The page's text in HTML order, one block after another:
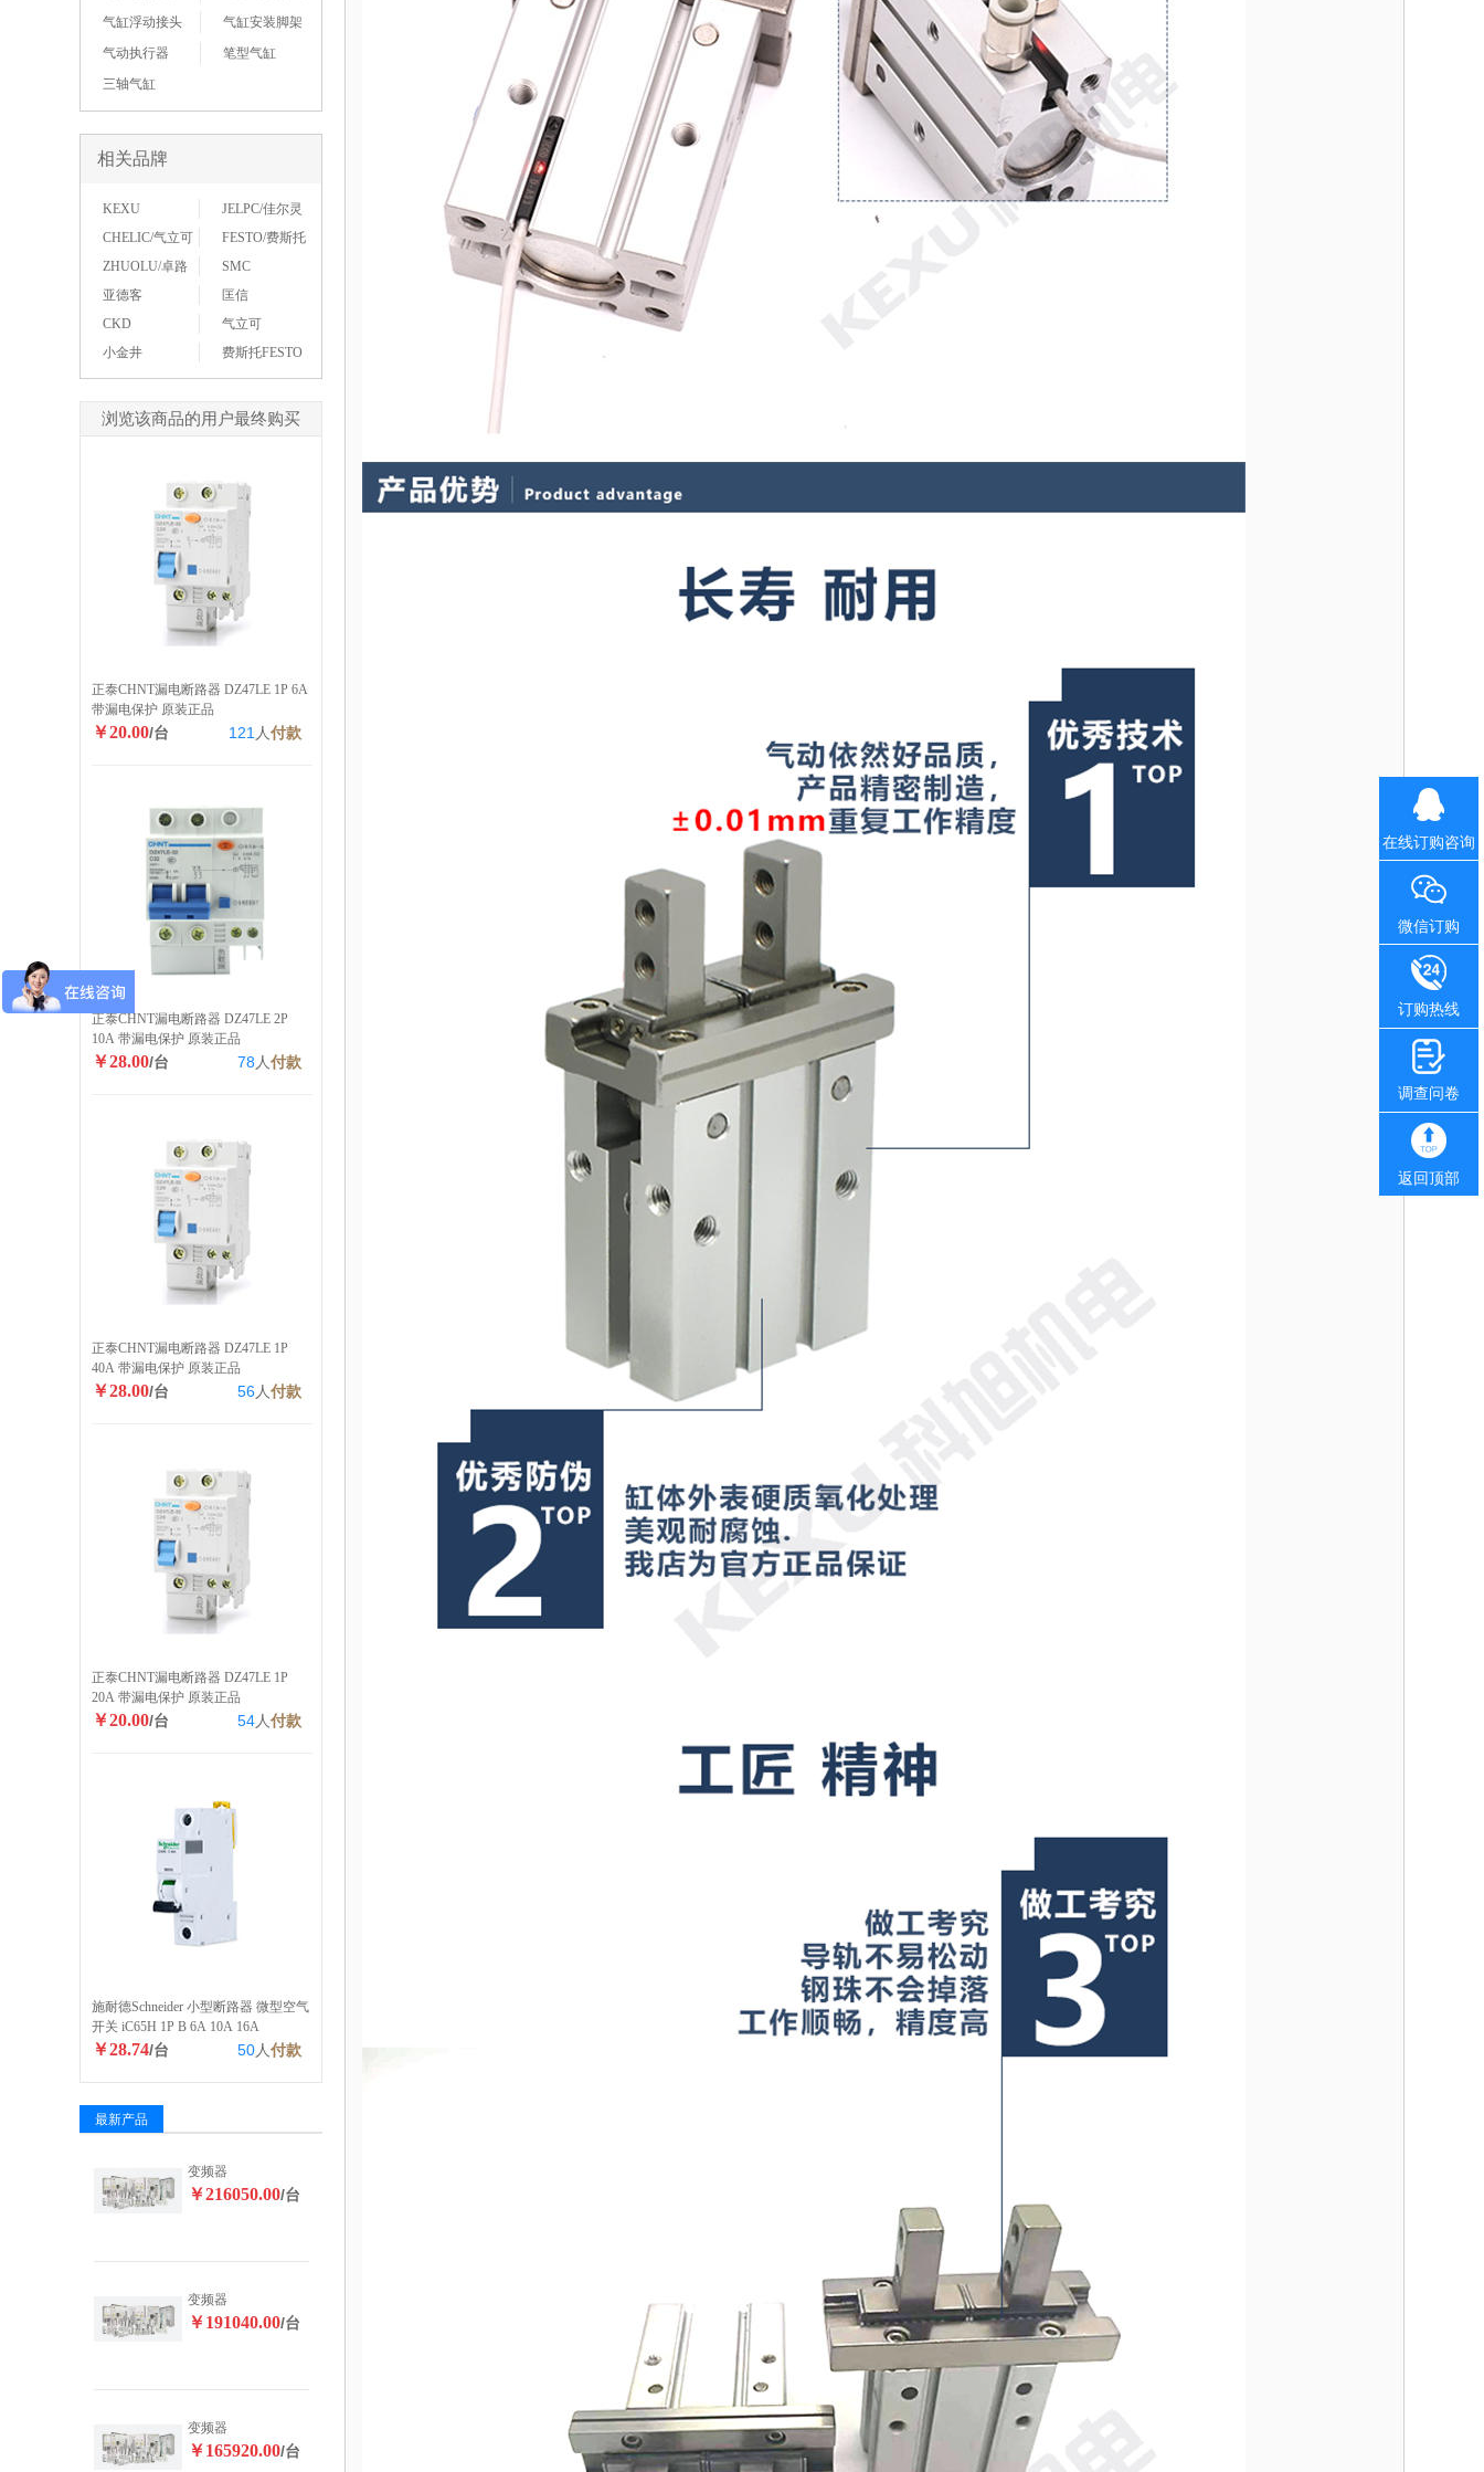
气缸浮动接头
气缸安装脚架
气动执行器
笔型气缸
三轴气缸
相关品牌
KEXU
JELPC/佳尔灵
CHELIC/气立可
FESTO/费斯托
ZHUOLU/卓路
SMC
亚德客
匡信
CKD
气立可
小金井
费斯托FESTO
浏览该商品的用户最终购买
正泰CHNT漏电断路器 DZ47LE 1P 6A
带漏电保护 原装正品
￥20.00/台 121 人付款
正泰CHNT漏电断路器 DZ47LE 2P
10A 带漏电保护 原装正品
￥28.00/台 78 人付款
正泰CHNT漏电断路器 DZ47LE 1P
40A 带漏电保护 原装正品
￥28.00/台 56人付款
正泰CHNT漏电断路器 DZ47LE 1P
20A 带漏电保护 原装正品
￥20.00/台 54人付款
施耐德Schneider 小型断路器 微型空气
开关 iC65H 1P B 6A 10A 16A
￥28.74/台 50人付款
最新产品
变频器
￥216050.00/台
变频器
￥191040.00/台
变频器
￥165920.00/台
在线订购咨询
微信订购
订购热线
调查问卷
返回顶部